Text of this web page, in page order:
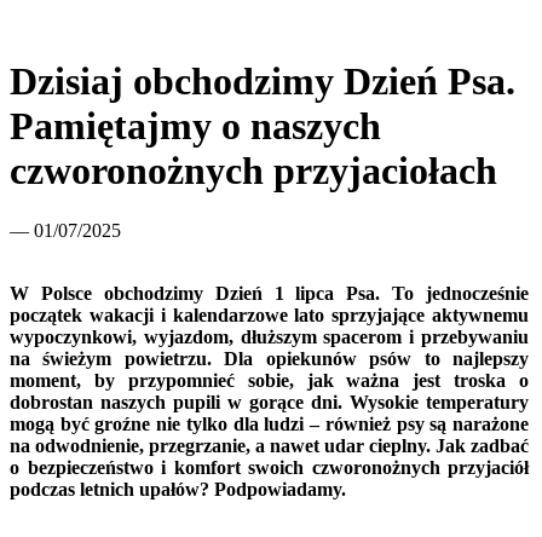
Dzisiaj obchodzimy Dzień Psa.
Pamiętajmy o naszych
czworonożnych przyjaciołach
— 01/07/2025
W Polsce obchodzimy Dzień 1 lipca Psa. To jednocześnie
początek wakacji i kalendarzowe lato sprzyjające aktywnemu
wypoczynkowi, wyjazdom, dłuższym spacerom i przebywaniu
na świeżym powietrzu. Dla opiekunów psów to najlepszy
moment, by przypomnieć sobie, jak ważna jest troska o
dobrostan naszych pupili w gorące dni. Wysokie temperatury
mogą być groźne nie tylko dla ludzi – również psy są narażone
na odwodnienie, przegrzanie, a nawet udar cieplny. Jak zadbać
o bezpieczeństwo i komfort swoich czworonożnych przyjaciół
podczas letnich upałów? Podpowiadamy.